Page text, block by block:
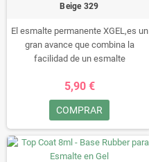
lámpara LED/UV.
Beige 329
El esmalte permanente XGEL,es un
gran avance que combina la
facilidad de un esmalte
un gel.
Durante un minimo de 15 dias
disfruta de sus uñas
perfectamente, sin arañazos,
retoques ni manchas, fácil de
quitar, en 10 minutos!!• Este
5,90 €
COMPRAR